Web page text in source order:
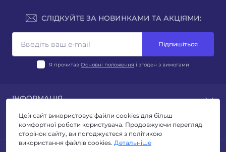
СЛІДКУЙТЕ ЗА НОВИНКАМИ ТА АКЦІЯМИ:
Підпишіться
Я прочитав Основні положення і згоден з вимогами
ІНФОРМАЦІЯ
Блог
Відгуки
Умови повернення
ПОПУЛЯРНЕ
ЛІХТАРІ
Цей сайт використовує файли cookies для більш
комфортної роботи користувача. Продовжуючи перегляд
сторінок сайту, ви погоджуєтеся з політикою
використання файлів cookies. Детальніше